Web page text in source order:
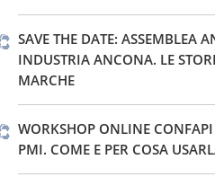
SAVE THE DATE: ASSEMBLEA
INDUSTRIA ANCONA. LE
MARCHE
WORKSHOP ONLINE
PMI. COME E PER COSA